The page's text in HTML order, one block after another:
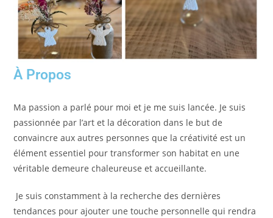
À Propos
Ma passion a parlé pour moi et je me suis lancée. Je suis
passionnée par l’art et la décoration dans le but de
convaincre aux autres personnesque la créativité est un
élément essentiel pour transformer son habitat en une
véritable demeure chaleureuse et accueillante.
Je suis constamment à la recherche des dernières
tendances pour ajouter une touche personnelle qui rendra